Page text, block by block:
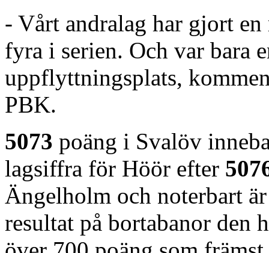
- Vårt andralag har gjort
fyra i serien. Och var bara
uppflyttningsplats,
PBK.
5073 poäng i Svalöv
lagsiffra för Höör efter
Ängelholm och noterbart
resultat på bortabanor den